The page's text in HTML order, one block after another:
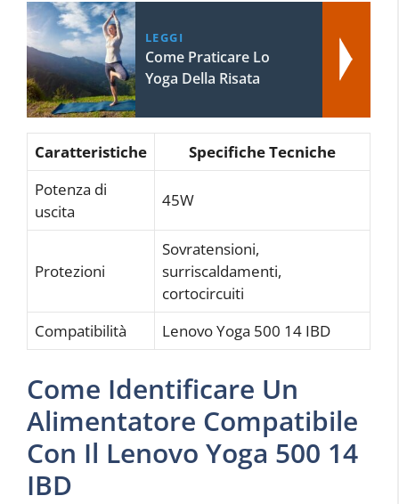
LEGGI
Come Praticare Lo
Yoga Della Risata
Caratteristiche
Specifiche Tecniche
Potenza di
uscita
45W
Protezioni
Sovratensioni,
surriscaldamenti,
cortocircuiti
Compatibilità
Lenovo Yoga 500 14 IBD
Come Identificare Un
Alimentatore Compatibile
Con Il Lenovo Yoga 500 14
IBD